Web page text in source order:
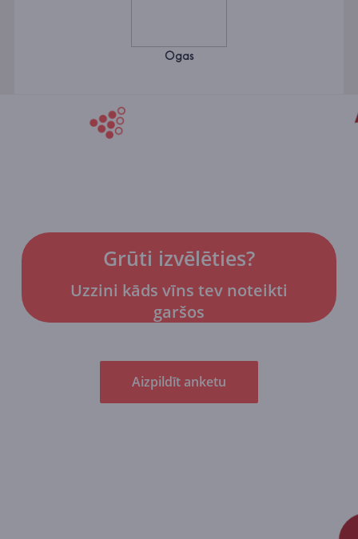
Ogas
Grūti izvēlēties?
Uzzini kāds vīns tev noteikti
garšos
Aizpildīt anketu